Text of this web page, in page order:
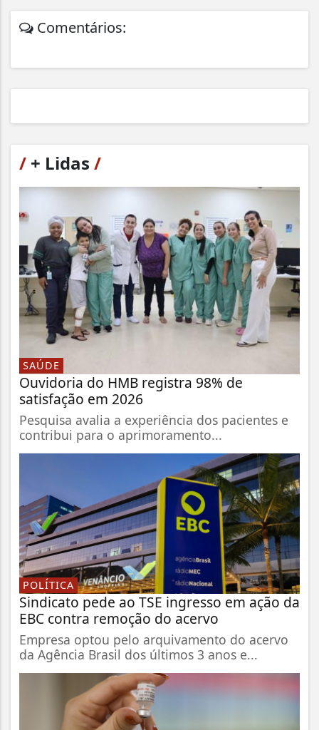
Comentários:
/ + Lidas /
SAÚDE
Ouvidoria do HMB registra 98% de
satisfação em 2026
Pesquisa avalia a experiência dos pacientes e
contribui para o aprimoramento...
POLÍTICA
Sindicato pede ao TSE ingresso em ação da
EBC contra remoção do acervo
Empresa optou pelo arquivamento do acervo
da Agência Brasil dos últimos 3 anos e...